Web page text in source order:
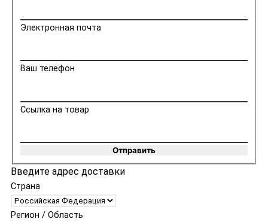
Электронная почта
Ваш телефон
Ссылка на товар
Отправить
Введите адрес доставки
Страна
Регион / Область